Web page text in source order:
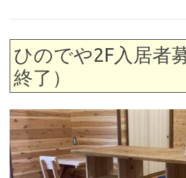
ひのでや2F入居者
終了）